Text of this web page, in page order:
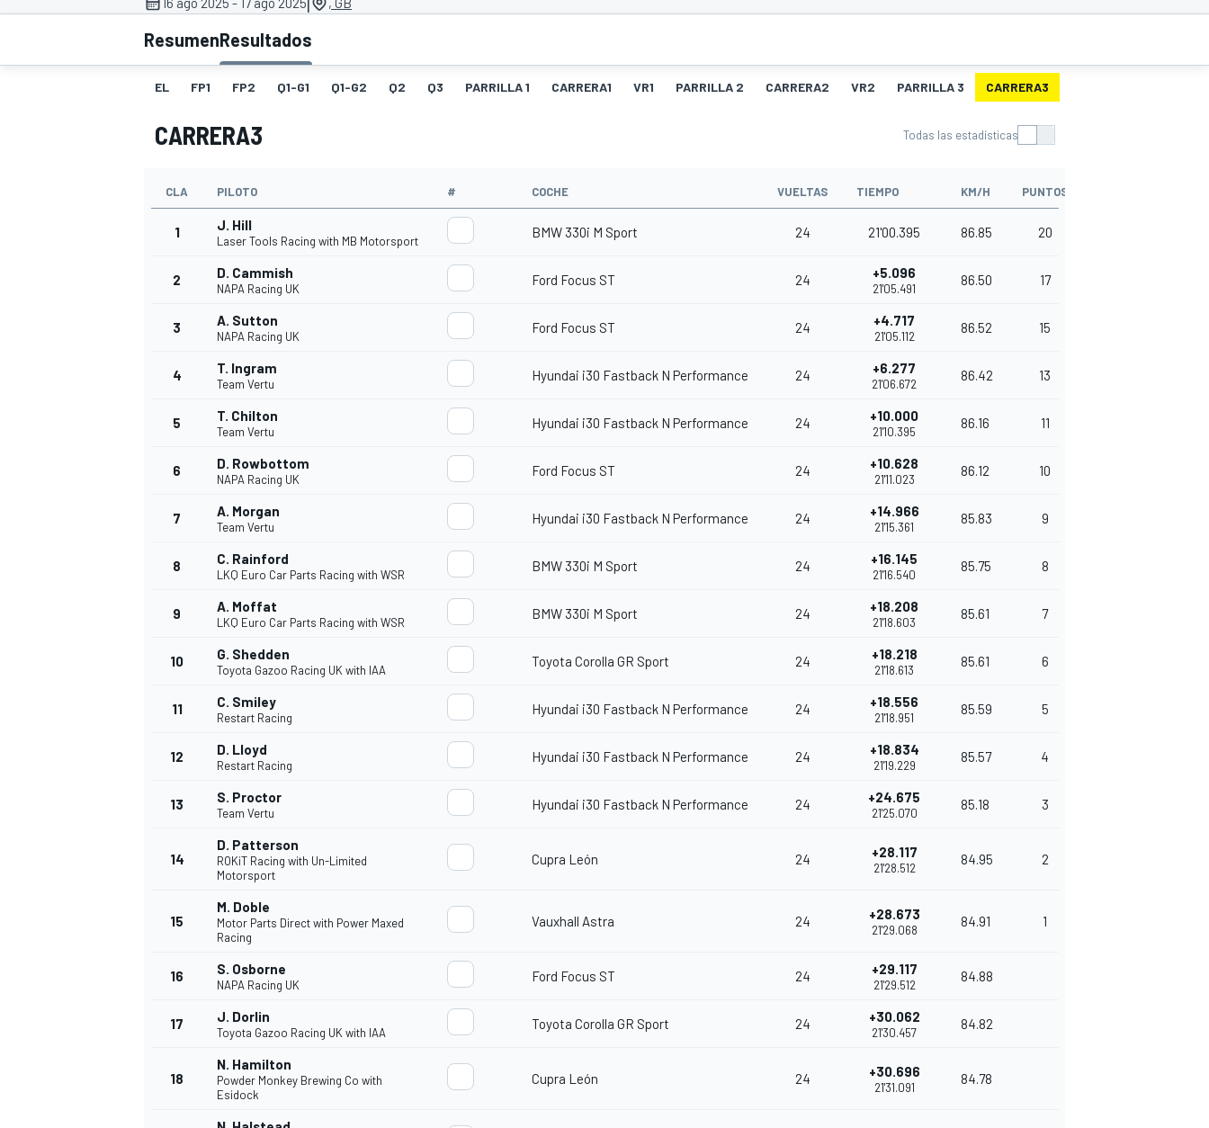
INDYCAR
ResumenResultados
EL FP1 FP2 Q1-G1 Q1-G2 Q2 Q3 PARRILLA 1 CARRERA1 VR1 PARRILLA 2 CARRERA2 VR2 PARRILLA 3 CARRERA3
CARRERA3 Todas las estadísticas
CLA PILOTO # COCHE VUELTAS TIEMPO KM/H PUNTOS
1 J. Hill
Laser Tools Racing with MB Motorsport
BMW 330i M Sport 24 21'00.395 86.85 20
2 D. Cammish
NAPA Racing UK
Ford Focus ST 24 +5.096
21'05.491
86.50 17
3 A. Sutton
NAPA Racing UK
Ford Focus ST 24 +4.717
21'05.112
86.52 15
4 T. Ingram
Team Vertu
Hyundai i30 Fastback N Performance 24 +6.277
21'06.672
86.42 13
5 T. Chilton
Team Vertu
Hyundai i30 Fastback N Performance 24 +10.000
21'10.395
86.16 11
6 D. Rowbottom
NAPA Racing UK
Ford Focus ST 24 +10.628
21'11.023
86.12 10
7 A. Morgan
Team Vertu
Hyundai i30 Fastback N Performance 24 +14.966
21'15.361
85.83 9
8 C. Rainford
LKQ Euro Car Parts Racing with WSR
BMW 330i M Sport 24 +16.145
21'16.540
85.75 8
9 A. Moffat
LKQ Euro Car Parts Racing with WSR
BMW 330i M Sport 24 +18.208
21'18.603
85.61 7
10 G. Shedden
Toyota Gazoo Racing UK with IAA
Toyota Corolla GR Sport 24 +18.218
21'18.613
85.61 6
11 C. Smiley
Restart Racing
Hyundai i30 Fastback N Performance 24 +18.556
21'18.951
85.59 5
12 D. Lloyd
Restart Racing
Hyundai i30 Fastback N Performance 24 +18.834
21'19.229
85.57 4
13 S. Proctor
Team Vertu
Hyundai i30 Fastback N Performance 24 +24.675
21'25.070
85.18 3
14
D. Patterson
ROKiT Racing with Un-Limited
Motorsport
Cupra León 24 +28.117
21'28.512
84.95 2
15
M. Doble
Motor Parts Direct with Power Maxed
Racing
Vauxhall Astra 24 +28.673
21'29.068
84.91 1
16 S. Osborne
NAPA Racing UK
Ford Focus ST 24 +29.117
21'29.512
84.88
17 J. Dorlin
Toyota Gazoo Racing UK with IAA
Toyota Corolla GR Sport 24 +30.062
21'30.457
84.82
18
N. Hamilton
Powder Monkey Brewing Co with
Esidock
Cupra León 24 +30.696
21'31.091
84.78